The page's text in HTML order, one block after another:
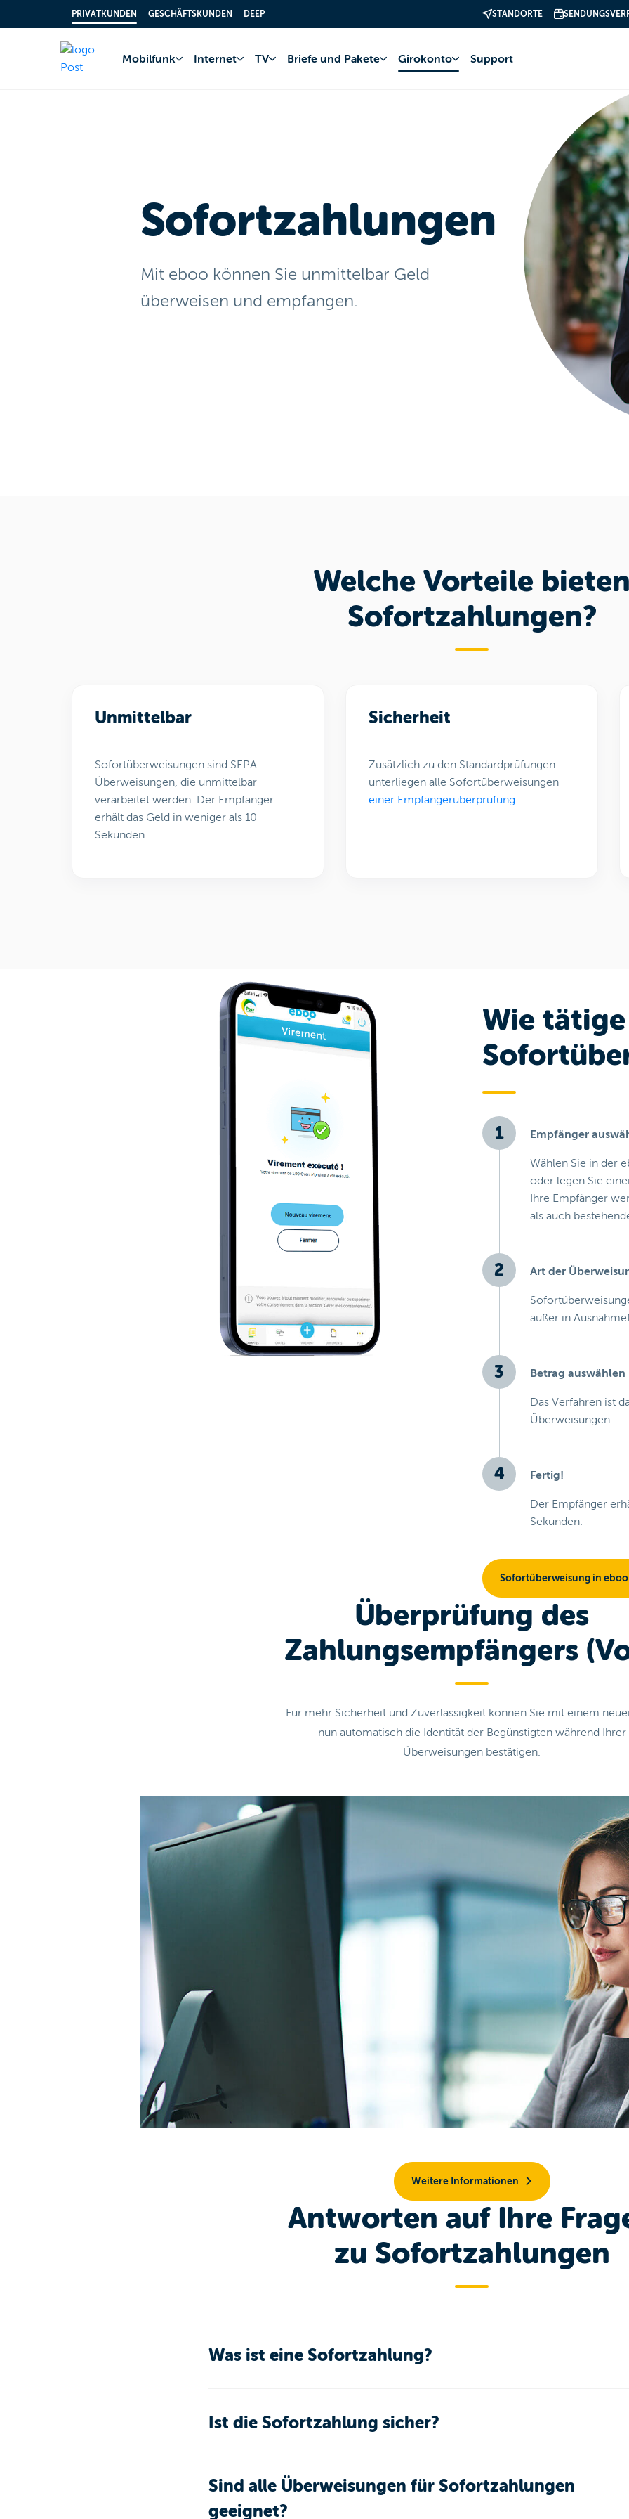
PRIVATKUNDEN GESCHÄFTSKUNDEN DEEP STANDORTE
Mobilfunk Internet TV Briefe und Pakete Girokonto Support
Sofortzahlungen
Mit eboo können Sie unmittelbar Geld
überweisen und empfangen.
Welche Vorteile
Sofortzahlungen?
Unmittelbar
Sofortüberweisungen sind SEPA-
Überweisungen, die unmittelbar
verarbeitet werden. Der Empfänger
erhält das Geld in weniger als 10
Sekunden.
Sicherheit
Zusätzlich zu den Standardprüfungen
unterliegen alle Sofortüberweisungen
einer Empfängerüberprüfung..
Wie
Empfänger
Wählen Sie in der
oder legen Sie
Ihre Empfänger
als auch
Art der
außer in
Betrag auswählen
Das Verfahren ist
Überweisungen.
Fertig!
Der Empfänger
Sekunden.
Sofortüberweisung in
Überprüfung des
Zahlungsempfängers
Für mehr Sicherheit und Zuverlässigkeit können Sie mit einem
nun automatisch die Identität der Begünstigten während Ihrer
Überweisungen bestätigen.
Weitere Informationen
Antworten auf Ihre
zu Sofortzahlungen
Was ist eine Sofortzahlung?
Ist die Sofortzahlung sicher?
Sind alle Überweisungen für Sofortzahlungen
geeignet?